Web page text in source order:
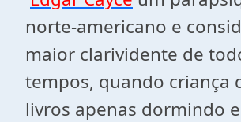
norte-americano e
maior clarividente de
tempos, quando criança
livros apenas dormindo